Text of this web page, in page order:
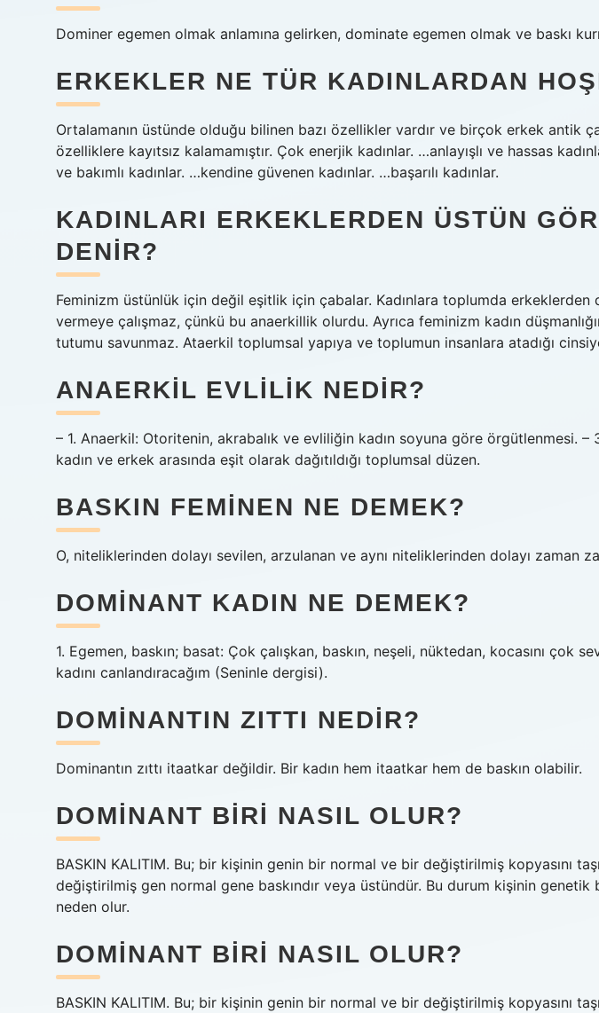
Dominer egemen olmak anlamına gelirken, dominate egemen olmak ve baskı
ERKEKLER NE TÜR KADINLARDAN
Ortalamanın üstünde olduğu bilinen bazı özellikler vardır ve birçok erkek antik
özelliklere kayıtsız kalamamıştır. Çok enerjik kadınlar. …anlayışlı ve hassas
ve bakımlı kadınlar. …kendine güvenen kadınlar. …başarılı kadınlar.
KADINLARI ERKEKLERDEN ÜSTÜN
DENIR?
Feminizm üstünlük için değil eşitlik için çabalar. Kadınlara toplumda erkeklerden
vermeye çalışmaz, çünkü bu anaerkillik olurdu. Ayrıca feminizm kadın
tutumu savunmaz. Ataerkil toplumsal yapıya ve toplumun insanlara atadığı
ANAERKIL EVLILIK NEDIR?
– 1. Anaerkil: Otoritenin, akrabalık ve evliliğin kadın soyuna göre örgütlenmesi.
kadın ve erkek arasında eşit olarak dağıtıldığı toplumsal düzen.
BASKIN FEMINEN NE DEMEK?
O, niteliklerinden dolayı sevilen, arzulanan ve aynı niteliklerinden dolayı zaman
DOMINANT KADIN NE DEMEK?
1. Egemen, baskın; basat: Çok çalışkan, baskın, neşeli, nüktedan, kocasını çok
kadını canlandıracağım (Seninle dergisi).
DOMINANTIN ZITTI NEDIR?
Dominantın zıttı itaatkar değildir. Bir kadın hem itaatkar hem de baskın olabilir.
DOMINANT BIRI NASIL OLUR?
BASKIN KALITIM. Bu; bir kişinin genin bir normal ve bir değiştirilmiş kopyasını
değiştirilmiş gen normal gene baskındır veya üstündür. Bu durum kişinin genetik
neden olur.
DOMINANT BIRI NASIL OLUR?
BASKIN KALITIM. Bu; bir kişinin genin bir normal ve bir değiştirilmiş kopyasını